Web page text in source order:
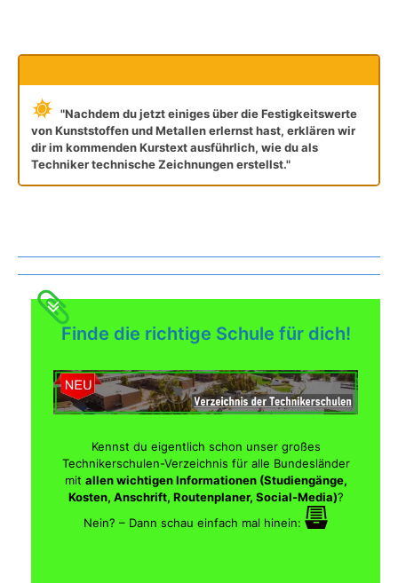
"Nachdem du jetzt einiges über die Festigkeitswerte
von Kunststoffen und Metallen erlernst hast, erklären wir
dir im kommenden Kurstext ausführlich, wie du als
Techniker technische Zeichnungen erstellst."
Finde die richtige Schule für dich!
Kennst du eigentlich schon unser großes
Technikerschulen-Verzeichnis für alle Bundesländer
mit allen wichtigen Informationen (Studiengänge,
Kosten, Anschrift, Routenplaner, Social-Media)?
Nein? – Dann schau einfach mal hinein: